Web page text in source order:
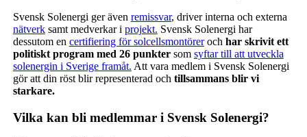
Svensk Solenergi ger även remissvar, driver interna och externa
nätverksamt medverkar i projekt. Svensk Solenergi har
dessutom en certifiering för solcellsmontöreroch har skrivit ett
politiskt program med 26 punktersom syftar till att utveckla
solenergin i Sverige framåt. Att vara medlem i Svensk Solenergi
gör att din röst blir representerad och tillsammans blir vi
starkare.
Vilka kan bli medlemmar i Svensk Solenergi?